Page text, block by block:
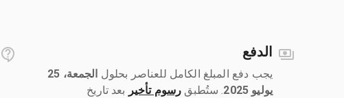
الدفع
يجب دفع المبلغ الكامل للعناصر بحلول ‎
الجمعة، 25
يوليو 2025
رسوم تأخير بعد تاريخ